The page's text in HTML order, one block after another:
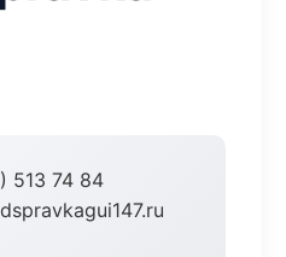
513 74 84